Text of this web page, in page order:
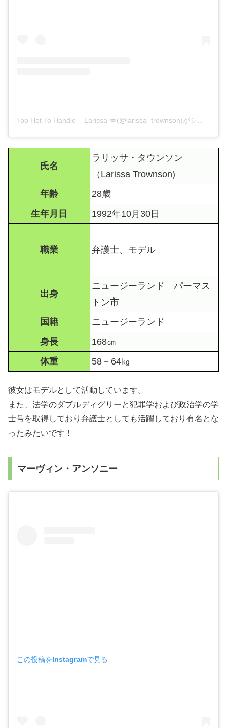
氏名
ラリッサ・タウンソン
（Larissa Trownson)
年齢
28歳
生年月日
1992年10月30日
職業 弁護士、モデル
出身
ニュージーランド パーマス
トン市
国籍
ニュージーランド
身長
168㎝
体重
58－64㎏
彼女はモデルとして活動しています。
また、法学のダブルディグリーと犯罪学および政治学の学
士号を取得しており弁護士としても活躍しており有名とな
ったみたいです！
マーヴィン・アンソニー
この投稿をInstagramで見る